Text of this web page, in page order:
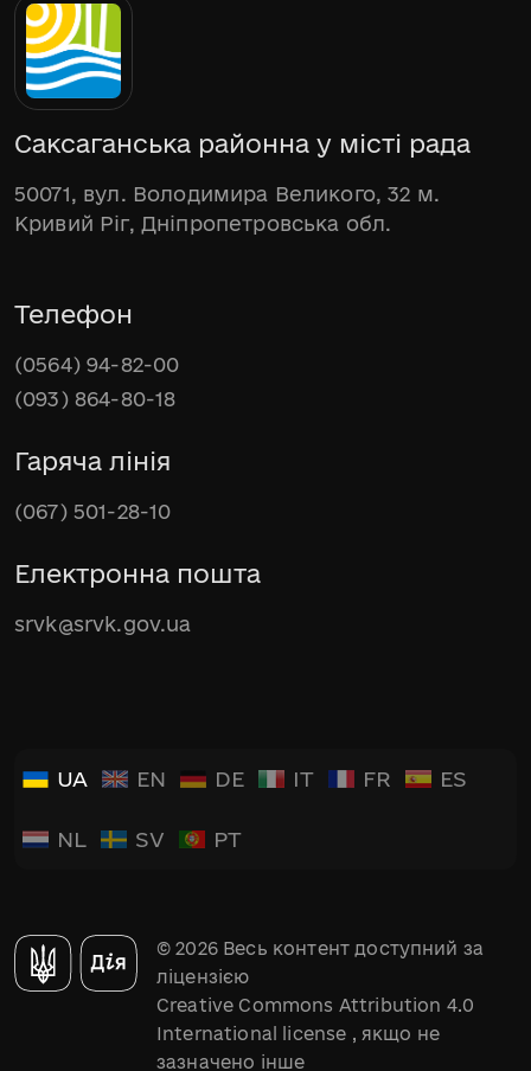
Саксаганська районна у місті рада
50071, вул. Володимира Великого, 32 м.
Кривий Ріг, Дніпропетровська обл.
Телефон
(0564) 94-82-00
(093) 864-80-18
Гаряча лінія
(067) 501-28-10
Електронна пошта
srvk@srvk.gov.ua
UA EN DE IT FR ES
NL SV PT
© 2026 Весь контент доступний за
ліцензією
Creative Commons Attribution 4.0
International license , якщо не
зазначено інше